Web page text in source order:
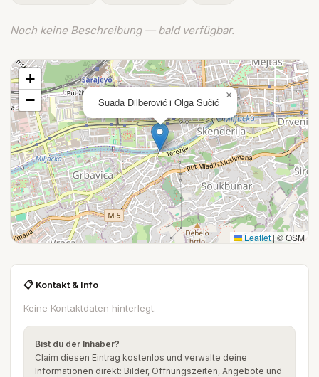
Noch keine Beschreibung — bald verfügbar.
Suada Dilberović i Olga Sučić
×
+
−
Leaflet | © OSM
📋 Kontakt & Info
Keine Kontaktdaten hinterlegt.
Bist du der Inhaber?
Claim diesen Eintrag kostenlos und verwalte deine
Informationen direkt: Bilder, Öffnungszeiten, Angebote und